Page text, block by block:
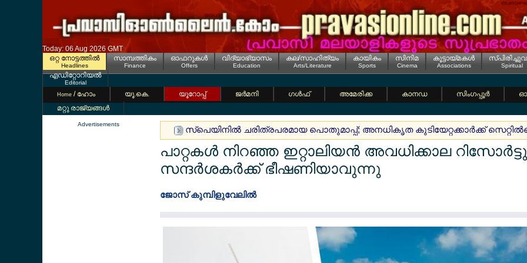
Today: 06 Aug 2026 GMT
ഒറ്റ നോട്ടത്തില്‍
Headlines
സാമ്പത്തികം
Finance
ഓഫറുകള്‍
Offers
വിദ്യാഭ്യാസം
Education
കല/സാഹിത്യം
Arts/Literature
കായികം
Sports
സിനിമ
Cinema
കൂട്ടായ്മകള്‍
Associations Spiritual
എഡിറ്റോറിയല്‍
Editorial
Home / ഹോം യൂ.കെ. യൂറോപ്പ് ജര്‍മനി ഗള്‍ഫ് അമേരിക്ക കാനഡ സിംഗപ്പൂര്‍
മറ്റു രാജ്യങ്ങള്‍
Advertisements
സ്പെയിനില്‍ ചരിത്രപരമായ പൊതുമാപ്പ്; അനധികൃത കുടിയേറ്റക്കാര്‍ക്ക്
പാറ്റകള്‍ നിറഞ്ഞ ഇറ്റാലിയന്‍ അവധിക്കാല
സന്ദര്‍ശകര്‍ക്ക് ഭീഷണിയാവുന്നു
ജോസ് കുമ്പിളുവേലില്‍